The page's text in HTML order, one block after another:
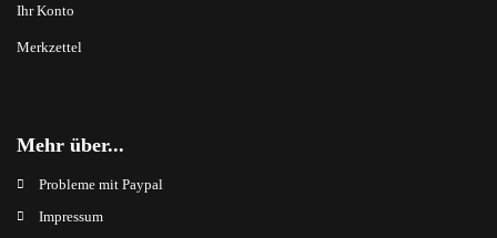
Ihr Konto
Merkzettel
Mehr über...
Probleme mit Paypal
Impressum